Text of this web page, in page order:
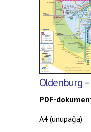
Oldenburg
PDF-
A4 (unupaĝa)